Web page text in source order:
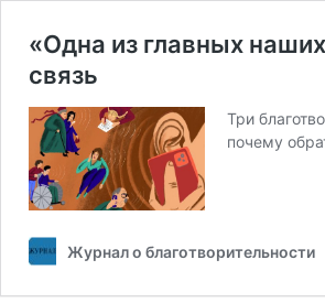
«Одна из главных
связь
Три
почему
Журнал о благотворительности